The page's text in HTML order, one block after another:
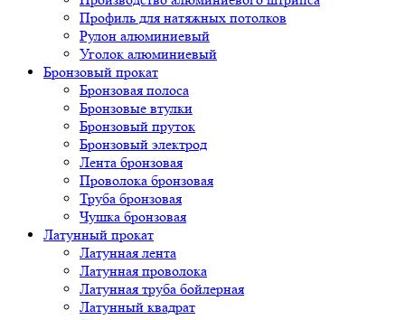
Профиль для натяжных потолков
Рулон алюминиевый
Уголок алюминиевый
Бронзовый прокат
Бронзовая полоса
Бронзовые втулки
Бронзовый пруток
Бронзовый электрод
Лента бронзовая
Проволока бронзовая
Труба бронзовая
Чушка бронзовая
Латунный прокат
Латунная лента
Латунная проволока
Латунная труба бойлерная
Латунный квадрат